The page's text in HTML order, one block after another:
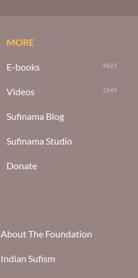
MORE
E-books 9623
Videos 2149
Sufinama Blog
Sufinama Studio
Donate
About The Foundation
Indian Sufism